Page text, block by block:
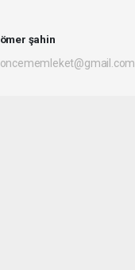
ömer şahin
oncememleket@gmail.com